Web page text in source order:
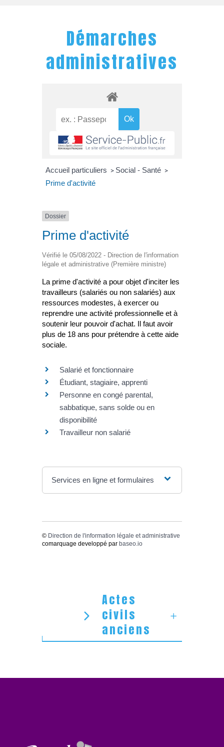
Démarches
administratives
Accueil particuliers > Social - Santé >
Prime d'activité
Dossier
Prime d'activité
Vérifié le 05/08/2022 - Direction de l'information
légale et administrative (Première ministre)
La prime d'activité a pour objet d'inciter les
travailleurs (salariés ou non salariés) aux
ressources modestes, à exercer ou
reprendre une activité professionnelle et à
soutenir leur pouvoir d'achat. Il faut avoir
plus de 18 ans pour prétendre à cette aide
sociale.
Salarié et fonctionnaire
Étudiant, stagiaire, apprenti
Personne en congé parental,
sabbatique, sans solde ou en
disponibilité
Travailleur non salarié
Services en ligne et formulaires
© Direction de l'information légale et administrative
comarquage developpé par baseo.io
Actes
civils
anciens